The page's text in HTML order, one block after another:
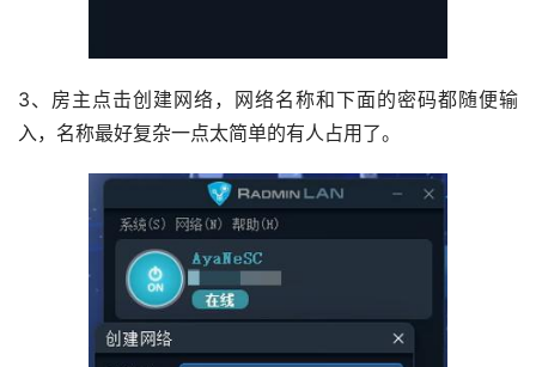
3、房主点击创建网络，网络名称和下面的密码都随便输
入，名称最好复杂一点太简单的有人占用了。